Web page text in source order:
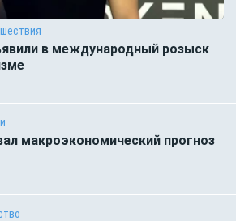
в международный розыск
макроэкономический прогноз